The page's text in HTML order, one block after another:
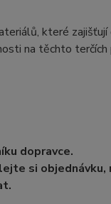
které
na těchto terčích
dopravce.
si objednávku,